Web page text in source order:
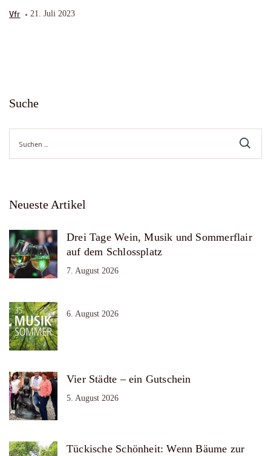
Vfr 21. Juli 2023
Suche
nach:
Neueste Artikel
Drei Tage Wein, Musik und Sommerflair
auf dem Schlossplatz
7. August 2026
6. August 2026
Vier Städte – ein Gutschein
5. August 2026
Tückische Schönheit: Wenn Bäume zur